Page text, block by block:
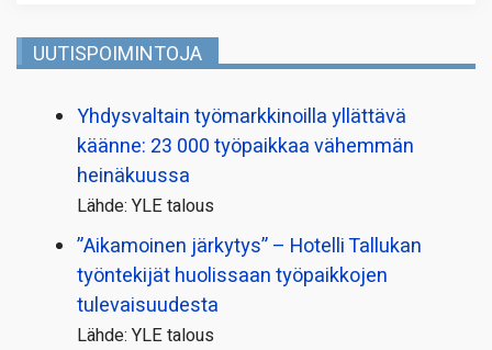
UUTISPOIMINTOJA
Yhdysvaltain työmarkkinoilla yllättävä
käänne: 23 000 työpaikkaa vähemmän
heinäkuussa
Lähde: YLE talous
”Aikamoinen järkytys” – Hotelli Tallukan
työntekijät huolissaan työpaikkojen
tulevaisuudesta
Lähde: YLE talous